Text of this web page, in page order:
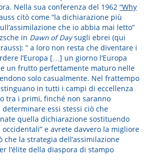
Nella sua conferenza del 1962“Why
citò come “la dichiarazione più
che io abbia mai letto”
in Dawn of Daysugli ebrei (qui
” a loro non resta che diventare i
l’Europa […] un giorno l’Europa
un frutto perfettamente maturo nelle
solo casualmente. Nel frattempo
in tutti i campi di eccellenza
tra i primi, finché non saranno
essi stessi ciò che
quella dichiarazione sostituendo
occidentali” e avrete davvero la migliore
la strategia dell’assimilazione
l’élite della diaspora di stampo